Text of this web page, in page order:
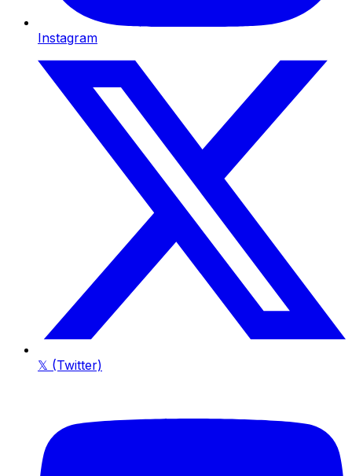
Instagram
𝕏 (Twitter)